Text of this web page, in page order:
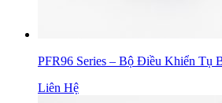
PFR96 Series – Bộ Điều Khiển Tụ
Liên Hệ